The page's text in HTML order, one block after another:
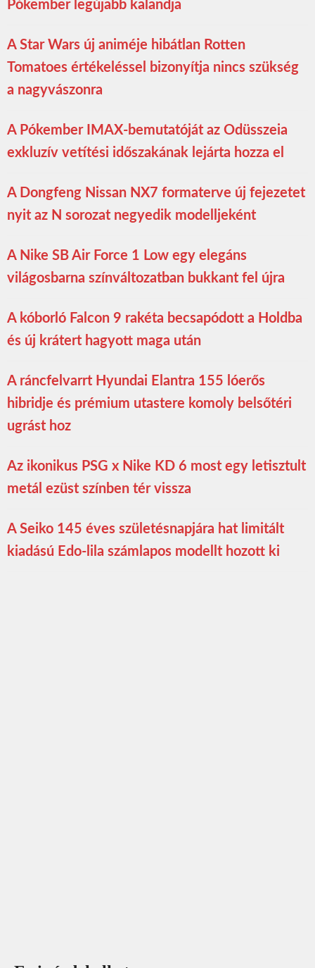
Pókember legújabb kalandja
A Star Wars új animéje hibátlan Rotten
Tomatoes értékeléssel bizonyítja nincs szükség
a nagyvászonra
A Pókember IMAX-bemutatóját az Odüsszeia
exkluzív vetítési időszakának lejárta hozza el
A Dongfeng Nissan NX7 formaterve új fejezetet
nyit az N sorozat negyedik modelljeként
A Nike SB Air Force 1 Low egy elegáns
világosbarna színváltozatban bukkant fel újra
A kóborló Falcon 9 rakéta becsapódott a Holdba
és új krátert hagyott maga után
A ráncfelvarrt Hyundai Elantra 155 lóerős
hibridje és prémium utastere komoly belsőtéri
ugrást hoz
Az ikonikus PSG x Nike KD 6 most egy letisztult
metál ezüst színben tér vissza
A Seiko 145 éves születésnapjára hat limitált
kiadású Edo-lila számlapos modellt hozott ki